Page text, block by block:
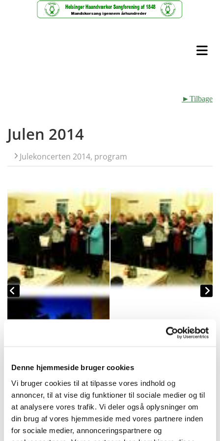
Denne hjemmeside bruger cookies
Vi bruger cookies til at tilpasse vores indhold og
annoncer, til at vise dig funktioner til sociale medier og til
at analysere vores trafik. Vi deler også oplysninger om
din brug af vores hjemmeside med vores partnere inden
for sociale medier, annonceringspartnere og
►Tilbage
Julen 2014
Julekoncerten 2014, program
Skriv en tekst her